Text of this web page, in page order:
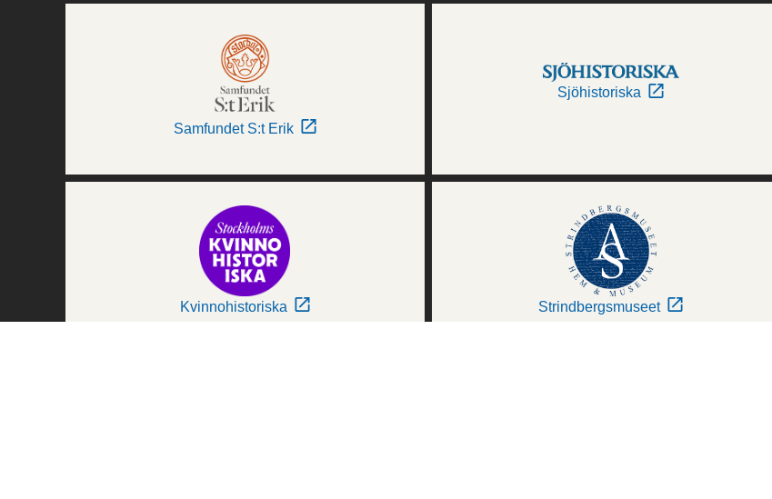
Samfundet S:t Erik
Sjöhistoriska
Kvinnohistoriska Strindbergsmuseet